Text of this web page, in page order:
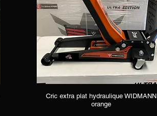
Vista rápida
Cric extra plat hydraulique WIDMANN
orange